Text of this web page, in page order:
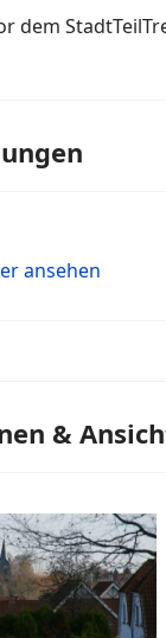
dem
ansehen
&